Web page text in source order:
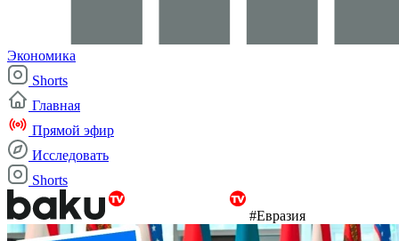
Экономика
Shorts
Главная
Прямой эфир
Исследовать
Shorts
#Евразия